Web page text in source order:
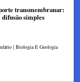
transmembranar:
difusão simples
| Biologia E Geologia